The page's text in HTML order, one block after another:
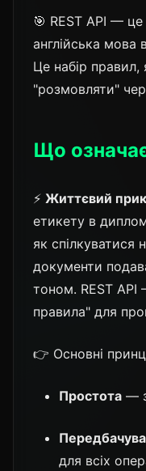
🎯 REST API —
англійська мова
Це набір
"розмовляти"
Що
⚡ Життєвий
етикету в
як спілкуватися
документи
тоном. REST API
правила" для
👉 Основні
Простота —
для всіх